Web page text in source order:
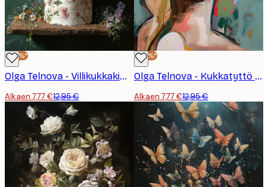
-40%*
Olga Telnova - Villikukkakimppu Juliste
Alkaen 7,77 €12,95 €
-40%*
Olga Telnova - Kukkatyttö Juliste
Alkaen 7,77 €12,95 €